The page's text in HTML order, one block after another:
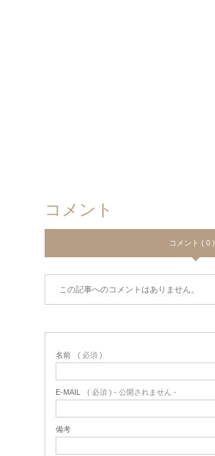
コメント
コメント ( 0 )
この記事へのコメントはありません。
名前 ( 必須 )
E-MAIL ( 必須 ) - 公開されません -
備考